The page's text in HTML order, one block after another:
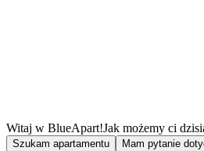
Witaj w BlueApart!Jak możemy ci
Szukam apartamentu
Mam pytanie